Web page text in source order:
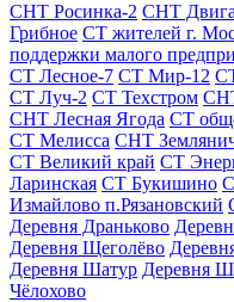
СНТ Росинка-2 СНТ
Грибное СТ жителей г.
поддержки малого
СТ Лесное-7 СТ Мир-12
СТ Луч-2 СТ Техстром
СНТ Лесная Ягода СТ
СТ Мелисса СНТ
СТ Великий край СТ
Ларинская СТ Букишино
Измайлово п.Рязановский
Деревня Драньково
Деревня Щеголёво
Деревня Шатур Деревня
Чёлохово